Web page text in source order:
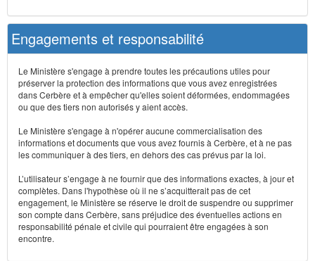
Engagements et responsabilité
Le Ministère s'engage à prendre toutes les précautions utiles pour
préserver la protection des informations que vous avez enregistrées
dans Cerbère et à empêcher qu'elles soient déformées, endommagées
ou que des tiers non autorisés y aient accès.
Le Ministère s'engage à n'opérer aucune commercialisation des
informations et documents que vous avez fournis à Cerbère, et à ne pas
les communiquer à des tiers, en dehors des cas prévus par la loi.
L’utilisateur s’engage à ne fournir que des informations exactes, à jour et
complètes. Dans l'hypothèse où il ne s’acquitterait pas de cet
engagement, le Ministère se réserve le droit de suspendre ou supprimer
son compte dans Cerbère, sans préjudice des éventuelles actions en
responsabilité pénale et civile qui pourraient être engagées à son
encontre.